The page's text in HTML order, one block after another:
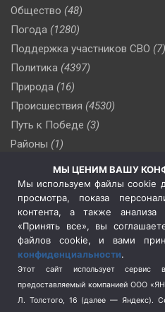
Общество (48)
Погода (1280)
Поддержка участников СВО (7)
Политика (4397)
Природа (16)
Происшествия (4530)
Путь к Победе (3)
Районы (1)
(510)
Сельское хозяйство (3)
Социальная политика
(3)
Спецоперация в Украине
Спецоперация на Украине
(404)
Спорт (740)
Терроризм (1)
МЫ ЦЕНИМ ВАШУ
Мы используем файлы cookie
просмотра, показа
контента, а также
«Принять все», вы
файлов cookie, и вами
конфиденциальности.
Этот сайт использует сервис
предоставляемый компанией ООО
Л. Толстого, 16 (далее — Яндекс).